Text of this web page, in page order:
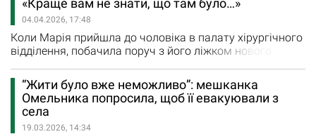
Костенко приходять на згадку, коли думаєш про наше
довоєнне життя. Звісно, було б перебільшенням
ідеалізувати його безхмарність.…
«Краще вам не знати, що там було…»
04.04.2026, 17:48
Коли Марія прийшла до чоловіка в палату хірургічного
відділення, побачила поруч з його ліжком нового
було червоний шрам на грудях. - Сьогодні перевезли з
реанімації, - пояснив чоловік. – Кілька днів був на межі
між життям і смертю, так медсестра говорила. Був «на
нулі», там і отримав…
“Жити було вже неможливо”: мешканка
Омельника попросила, щоб її евакуювали з
села
19.03.2026, 14:34